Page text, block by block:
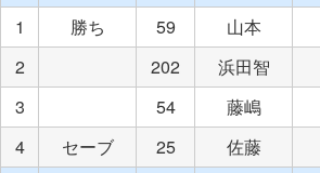
1 勝ち 59 山本
2
202 浜田智
3
54 藤嶋
4
セーブ 25 佐藤